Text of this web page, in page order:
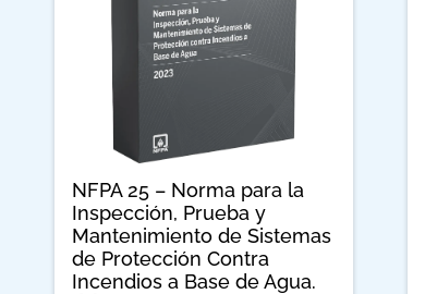
NFPA 25 – Norma para la
Inspección, Prueba y
Mantenimiento de Sistemas
de Protección Contra
Incendios a Base de Agua.